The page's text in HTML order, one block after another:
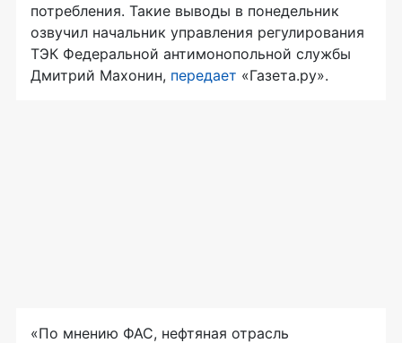
потребления. Такие выводы в понедельник
озвучил начальник управления регулирования
ТЭК Федеральной антимонопольной службы
Дмитрий Махонин, передает «Газета.ру».
«По мнению ФАС, нефтяная отрасль